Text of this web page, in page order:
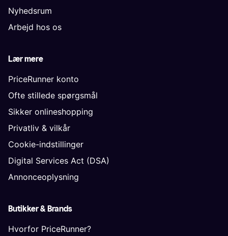
Nyhedsrum
Arbejd hos os
Lær mere
PriceRunner konto
Ofte stillede spørgsmål
Sikker onlineshopping
Privatliv & vilkår
Cookie-indstillinger
Digital Services Act (DSA)
Annonceoplysning
Butikker & Brands
Hvorfor PriceRunner?